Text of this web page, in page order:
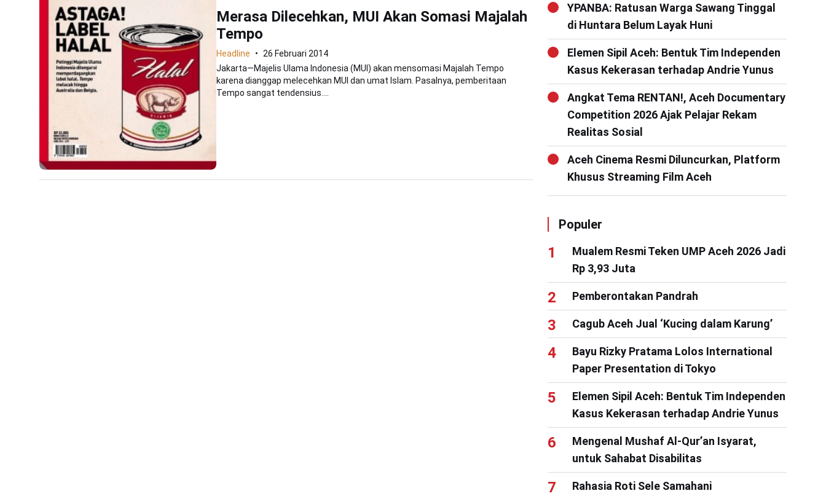
Merasa Dilecehkan, MUI Akan Somasi Majalah
Tempo
Headline
26 Februari 2014
Jakarta—Majelis Ulama Indonesia (MUI) akan mensomasi Majalah Tempo
karena dianggap melecehkan MUI dan umat Islam. Pasalnya, pemberitaan
Tempo sangat tendensius....
YPANBA: Ratusan Warga Sawang Tinggal
di Huntara Belum Layak Huni
Elemen Sipil Aceh: Bentuk Tim Independen
Kasus Kekerasan terhadap Andrie Yunus
Angkat Tema RENTAN!, Aceh Documentary
Competition 2026 Ajak Pelajar Rekam
Realitas Sosial
Aceh Cinema Resmi Diluncurkan, Platform
Khusus Streaming Film Aceh
Populer
Mualem Resmi Teken UMP Aceh 2026 Jadi
Rp 3,93 Juta
Pemberontakan Pandrah
Cagub Aceh Jual ‘Kucing dalam Karung’
Bayu Rizky Pratama Lolos International
Paper Presentation di Tokyo
Elemen Sipil Aceh: Bentuk Tim Independen
Kasus Kekerasan terhadap Andrie Yunus
Mengenal Mushaf Al-Qur’an Isyarat,
untuk Sahabat Disabilitas
Rahasia Roti Sele Samahani